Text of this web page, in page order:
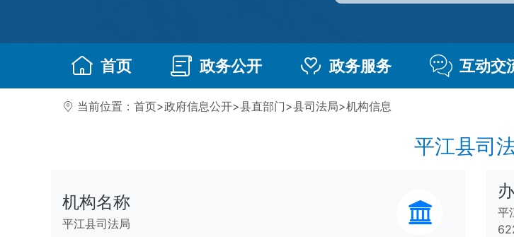
首页 政务公开 政务服务 互动交
当前位置： 首页>政府信息公开>县直部门>县司法局>机构信息
平江县司
机构名称
平江县司法局
平